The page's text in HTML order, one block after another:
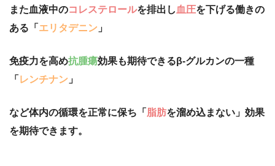
また血液中のコレステロールを排出し 血圧を下げる働きの
ある「 エリタデニン 」
免疫力を高め抗腫瘍効果も期待できるβ-グルカンの一種
「 レンチナン 」
など体内の循環を正常に保ち「 脂肪を溜め込まない」効果
を期待できます。